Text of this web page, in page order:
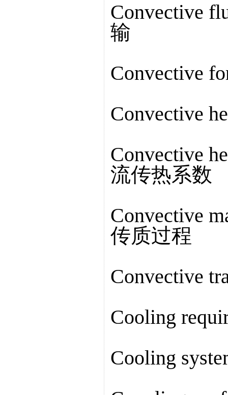
Convective
输
Convective
Convective
Convective
流传热系数
Convective
传质过程
Convective
Cooling
Cooling